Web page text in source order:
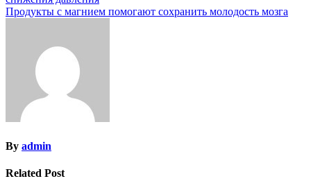
по
Продукты с магнием помогают сохранить молодость мозга
By admin
Related Post